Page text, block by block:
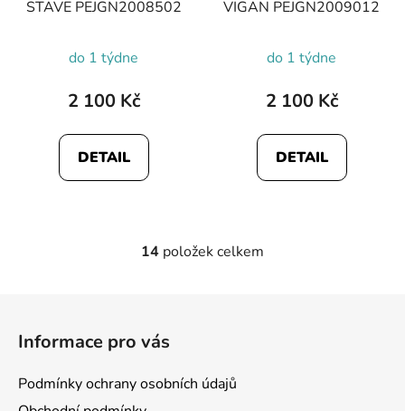
STAVE PEJGN2008502
do 1 týdne
2 100 Kč
DETAIL
VIGAN PEJGN2009012
do 1 týdne
2 100 Kč
DETAIL
O
c
14 položek celkem
Informace pro vás
Podmínky ochrany osobních údajů